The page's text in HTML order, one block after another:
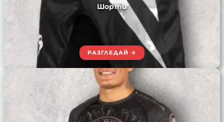
Шорти